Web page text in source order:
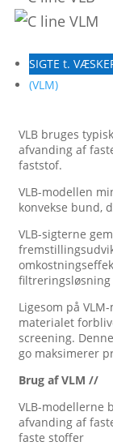
SIGTE t.
(VLM)
VLB bruges
afvanding af
faststof.
VLB-modellen
konvekse bund,
VLB-sigterne
Ligesom på
materialet
screening.
go maksimerer
Brug af VLM //
VLB-modellerne
afvanding af
faste stoffer